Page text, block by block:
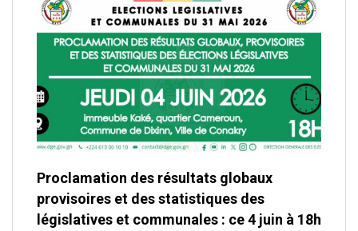
Proclamation des résultats globaux
provisoires et des statistiques des
législatives et communales : ce 4 juin à 18h